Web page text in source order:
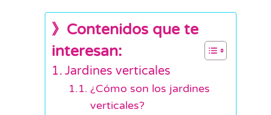
》Contenidos que te
interesan:
Jardines verticales
¿Cómo son los jardines
verticales?